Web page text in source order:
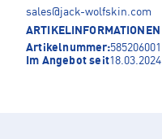
sales@jack-wolfskin.com
ARTIKELINFORMATIONEN
Artikelnummer:585206001
Im Angebot seit18.03.2024